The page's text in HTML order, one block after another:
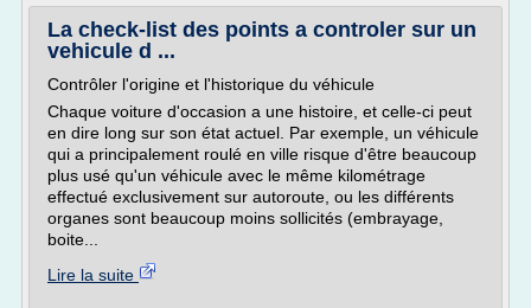
La check-list des points a controler sur un
vehicule d ...
Contrôler l'origine et l'historique du véhicule
Chaque voiture d'occasion a une histoire, et celle-ci peut
en dire long sur son état actuel. Par exemple, un véhicule
qui a principalement roulé en ville risque d'être beaucoup
plus usé qu'un véhicule avec le même kilométrage
effectué exclusivement sur autoroute, ou les différents
organes sont beaucoup moins sollicités (embrayage,
boite...
Lire la suite